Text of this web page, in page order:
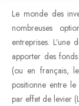
Le monde des
nombreuses
entreprises. L’une
apporter des
(ou en français,
positionne entre
par effet de levier